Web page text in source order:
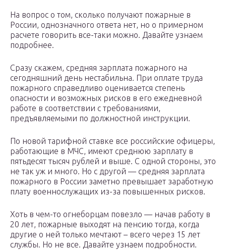
На вопрос о том, сколько получают пожарные в
России, однозначного ответа нет, но о примерном
расчете говорить все-таки можно. Давайте узнаем
подробнее.
Сразу скажем, средняя зарплата пожарного на
сегодняшний день нестабильна. При оплате труда
пожарного справедливо оценивается степень
опасности и возможных рисков в его ежедневной
работе в соответствии с требованиями,
предъявляемыми по должностной инструкции.
По новой тарифной ставке все российские офицеры,
работающие в МЧС, имеют среднюю зарплату в
пятьдесят тысяч рублей и выше. С одной стороны, это
не так уж и много. Но с другой — средняя зарплата
пожарного в России заметно превышает заработную
плату военнослужащих из-за повышенных рисков.
Хоть в чем-то огнеборцам повезло — начав работу в
20 лет, пожарные выходят на пенсию тогда, когда
другие о ней только мечтают – всего через 15 лет
службы. Но не все. Давайте узнаем подробности.